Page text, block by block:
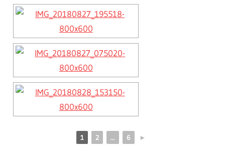
1 2 ... 6 ►